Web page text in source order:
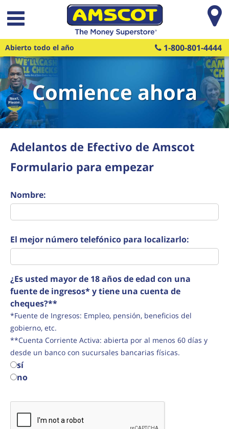
Saltar al contenido principal
Abierto todo el año 1-800-801-4444
Comience ahora
Adelantos de Efectivo de Amscot
Formulario para empezar
Nombre:
El mejor número telefónico para localizarlo:
¿Es usted mayor de 18 años de edad con una
fuente de ingresos* y tiene una cuenta de
cheques?**
*Fuente de Ingresos: Empleo, pensión, beneficios del
gobierno, etc.
**Cuenta Corriente Activa: abierta por al menos 60 días y
desde un banco con sucursales bancarias físicas.
sí
no